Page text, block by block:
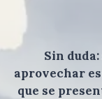
Sin
aprovechar
que se